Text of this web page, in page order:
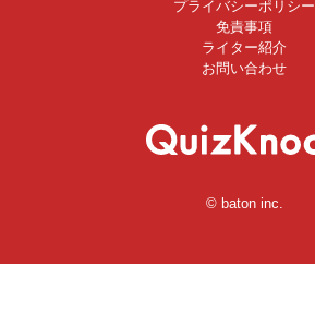
プライバシーポリシー
免責事項
ライター紹介
お問い合わせ
© baton inc.